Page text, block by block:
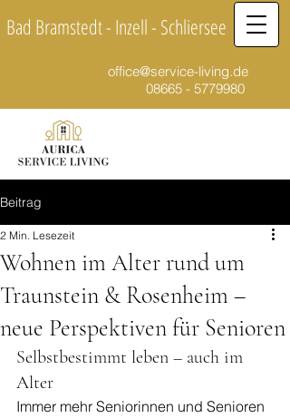
Bad Bramstedt - Inzell - Schliersee
office@service-living.de
08665 - 5779980
Beitrag
Wohnen im Alter rund um
Traunstein & Rosenheim –
neue Perspektiven für Senioren
2 Min. Lesezeit
Selbstbestimmt leben – auch im
Alter
Immer mehr Seniorinnen und Senioren